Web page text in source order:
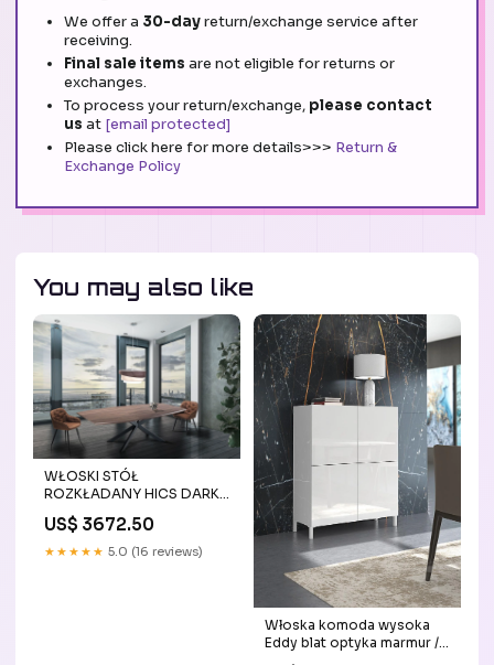
We offer a 30-dayreturn/exchange service after
receiving.
Final sale items are not eligible for returns or
exchanges.
To process your return/exchange, please contact
us at [email protected]
Please click here for more details>>> Return &
Exchange Policy
You may also like
WŁOSKI STÓŁ
ROZKŁADANY HICS DARK
WOOD 160 (210) CM /
3291/ TM WŁOSKA
KOLEKCJA MIA STATUS
US$ 3672.50
★★★★★ 5.0 (16 reviews)
Włoska komoda wysoka
Eddy blat optyka marmur /